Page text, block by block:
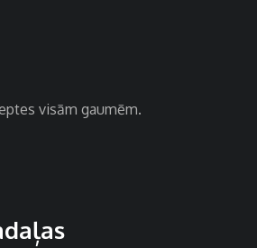
visām gaumēm.